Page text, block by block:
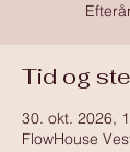
Tid og
30. okt. 2026,
FlowHouse